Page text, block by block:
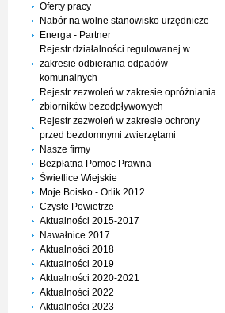
Oferty pracy
Nabór na wolne stanowisko urzędnicze
Energa - Partner
Rejestr działalności regulowanej w
zakresie odbierania odpadów
komunalnych
Rejestr zezwoleń w zakresie opróżniania
zbiorników bezodpływowych
Rejestr zezwoleń w zakresie ochrony
przed bezdomnymi zwierzętami
Nasze firmy
Bezpłatna Pomoc Prawna
Świetlice Wiejskie
Moje Boisko - Orlik 2012
Czyste Powietrze
Aktualności 2015-2017
Nawałnice 2017
Aktualności 2018
Aktualności 2019
Aktualności 2020-2021
Aktualności 2022
Aktualności 2023